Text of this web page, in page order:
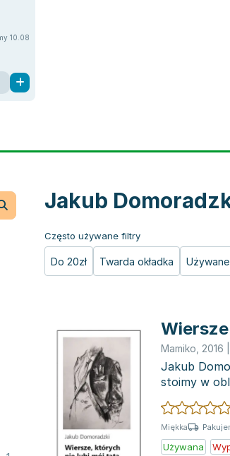
10.08
Jakub
Często używane filtry
Do 20zł Twarda okładka Używane
Mamiko 2016
Jakub
stoimy w
do budo...
Miękka
Używana